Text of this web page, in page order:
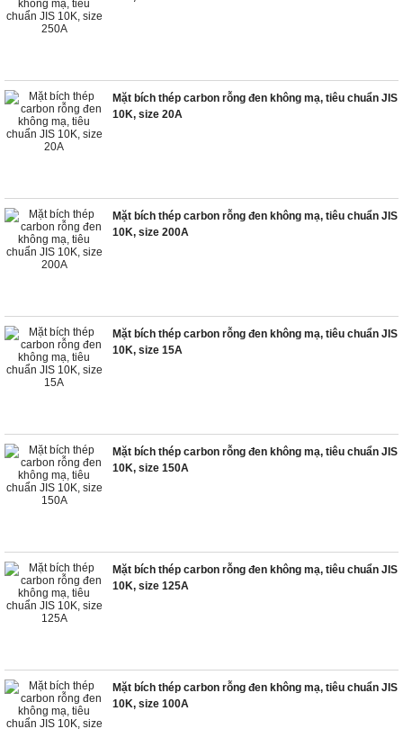
Mặt bích thép carbon rỗng đen không mạ, tiêu chuẩn JIS
10K, size 20A
Mặt bích thép carbon rỗng đen không mạ, tiêu chuẩn JIS
10K, size 200A
Mặt bích thép carbon rỗng đen không mạ, tiêu chuẩn JIS
10K, size 15A
Mặt bích thép carbon rỗng đen không mạ, tiêu chuẩn JIS
10K, size 150A
Mặt bích thép carbon rỗng đen không mạ, tiêu chuẩn JIS
10K, size 125A
Mặt bích thép carbon rỗng đen không mạ, tiêu chuẩn JIS
10K, size 100A